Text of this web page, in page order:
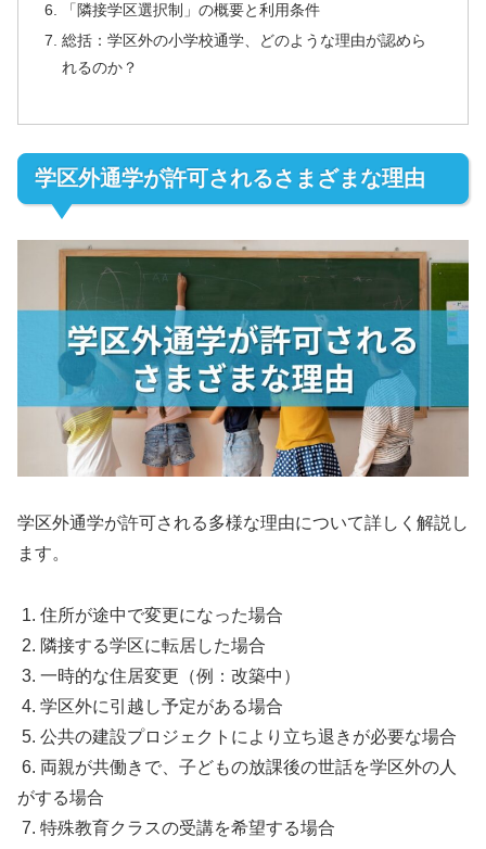
「隣接学区選択制」の概要と利用条件
総括：学区外の小学校通学、どのような理由が認めら
れるのか？
学区外通学が許可されるさまざまな理由
学区外通学が許可される多様な理由について詳しく解説し
ます。
1. 住所が途中で変更になった場合
2. 隣接する学区に転居した場合
3. 一時的な住居変更（例：改築中）
4. 学区外に引越し予定がある場合
5. 公共の建設プロジェクトにより立ち退きが必要な場合
6. 両親が共働きで、子どもの放課後の世話を学区外の人
がする場合
7. 特殊教育クラスの受講を希望する場合